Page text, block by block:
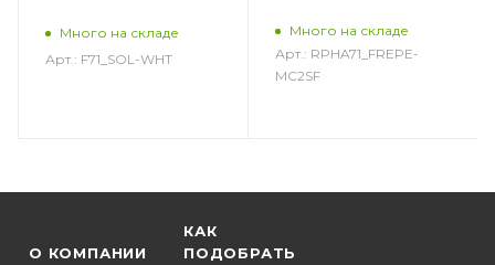
Много на складе
Арт.: F71_SOL-WHT
Много на складе
Арт.: RPHA71_FREPE-
MC2SF
О КОМПАНИИ
КАК
ПОДОБРАТЬ